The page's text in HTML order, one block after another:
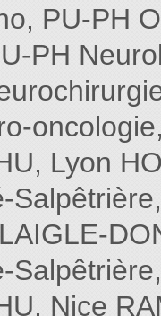
PU-PH
PH
Lyon
Nice